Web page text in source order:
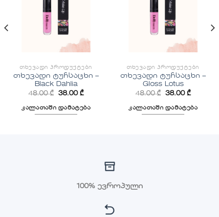
ᲗᲮᲔᲕᲐᲓᲘ ᲞᲠᲝᲓᲣᲥᲢᲔᲑᲘ
თხევადი ტუჩსაცხი –
Black Dahlia
48.00₾ 38.00₾
კალათაში დამატება
ᲗᲮᲔᲕᲐᲓᲘ ᲞᲠᲝᲓᲣᲥᲢᲔᲑᲘ
თხევადი ტუჩსაცხი –
Gloss Lotus
48.00₾ 38.00₾
კალათაში დამატება
100% ევროპული